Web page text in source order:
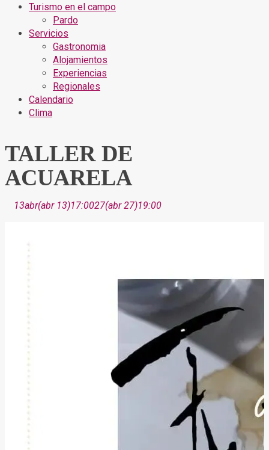
Turismo en el campo
Pardo
Servicios
Gastronomia
Alojamientos
Experiencias
Regionales
Calendario
Clima
TALLER DE
ACUARELA
13abr(abr 13)17:0027(abr 27)19:00